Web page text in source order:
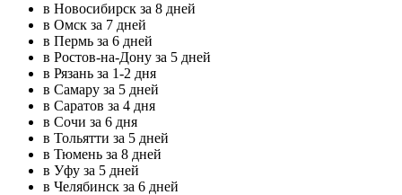
в Новосибирск за 8 дней
в Омск за 7 дней
в Пермь за 6 дней
в Ростов-на-Дону за 5 дней
в Рязань за 1-2 дня
в Самару за 5 дней
в Саратов за 4 дня
в Сочи за 6 дня
в Тольятти за 5 дней
в Тюмень за 8 дней
в Уфу за 5 дней
в Челябинск за 6 дней